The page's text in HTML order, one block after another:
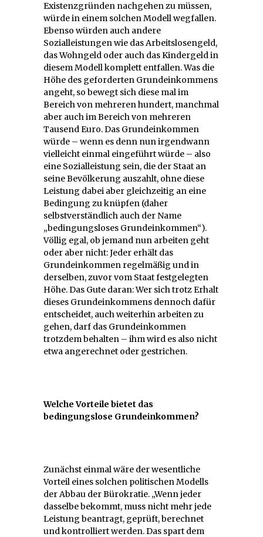
Existenzgründen nachgehen zu müssen,
würde in einem solchen Modell wegfallen.
Ebenso würden auch andere
Sozialleistungen wie das Arbeitslosengeld,
das Wohngeld oder auch das Kindergeld in
diesem Modell komplett entfallen. Was die
Höhe des geforderten Grundeinkommens
angeht, so bewegt sich diese mal im
Bereich von mehreren hundert, manchmal
aber auch im Bereich von mehreren
Tausend Euro. Das Grundeinkommen
würde – wenn es denn nun irgendwann
vielleicht einmal eingeführt würde – also
eine Sozialleistung sein, die der Staat an
seine Bevölkerung auszahlt, ohne diese
Leistung dabei aber gleichzeitig an eine
Bedingung zu knüpfen (daher
selbstverständlich auch der Name
„bedingungsloses Grundeinkommen“).
Völlig egal, ob jemand nun arbeiten geht
oder aber nicht: Jeder erhält das
Grundeinkommen regelmäßig und in
derselben, zuvor vom Staat festgelegten
Höhe. Das Gute daran: Wer sich trotz Erhalt
dieses Grundeinkommens dennoch dafür
entscheidet, auch weiterhin arbeiten zu
gehen, darf das Grundeinkommen
trotzdem behalten – ihm wird es also nicht
etwa angerechnet oder gestrichen.
Welche Vorteile bietet das
bedingungslose Grundeinkommen?
Zunächst einmal wäre der wesentliche
Vorteil eines solchen politischen Modells
der Abbau der Bürokratie. „Wenn jeder
dasselbe bekommt, muss nicht mehr jede
Leistung beantragt, geprüft, berechnet
und kontrolliert werden. Das spart dem